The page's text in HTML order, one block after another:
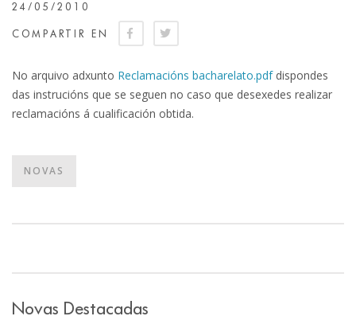
24/05/2010
COMPARTIR EN
No arquivo adxunto Reclamacións bacharelato.pdfdispondes
das instrucións que se seguen no caso que desexedes realizar
reclamacións á cualificación obtida.
NOVAS
Novas Destacadas